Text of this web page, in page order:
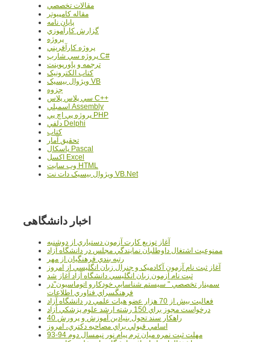
مقالات تخصصي
مقاله کامپیوتر
پایان نامه
گزارش کارآموزي
پروژه
پروژه کارآفريني
پروژه سي شارپ C#
ترجمه و پاورپوينت
کتاب الکترونيک
ويژوال بيسيک VB
جزوه
سي پلاس پلاس C++
اسمبلي Assembly
پروژه پي اچ پي PHP
دلفي Delphi
کتاب
تحقيق آمار
پاسکال Pascal
اکسل Excel
وب سايت HTML
ويژوال بيسيک دات نت VB.Net
اخبار دانشگاهی
آغاز توزيع کارت آزمون دستياري از دوشنبه
ممنوعيت اشتغال داوطلبان نمايندگي مجلس در دانشگاه آزاد
رتبه بندي فرهنگيان از مهر
آغاز ثبت نام آزمون آکادميک و جنرال زبان انگليسي از امروز
ثبت نام آزمون زبان انگليسي دانشگاه آزاد آغاز شد
سمينار تخصصي " سيستم شناسايي خودکارو اتوماسيون"در
فرهنگسراي فناوري اطلاعات
فعاليت بيش از 70 هزار عضو هيات علمي در دانشگاه آزاد
درخواست مجوز براي 150 رشته ارشد علوم پزشکي آزاد
40 راهکار سند تحول بنيادين آموزش و پرورش
اسامي قبولي براي مصاحبه دکتري، امروز
مهلت ثبت نمره میان ترم پیام نور نیمسال دوم 94-93